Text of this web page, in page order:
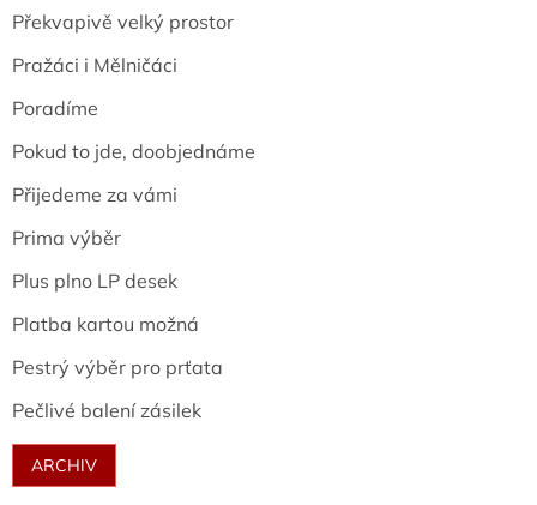
Překvapivě velký prostor
Pražáci i Mělničáci
Poradíme
Pokud to jde, doobjednáme
Přijedeme za vámi
Prima výběr
Plus plno LP desek
Platba kartou možná
Pestrý výběr pro prťata
Pečlivé balení zásilek
ARCHIV